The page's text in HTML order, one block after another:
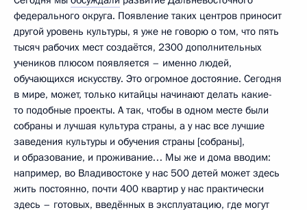
федерального округа. Появление таких центров приносит
другой уровень культуры, я уже не говорю о том, что пять
тысяч рабочих мест создаётся, 2300 дополнительных
учеников плюсом появляется – именно людей,
обучающихся искусству. Это огромное достояние. Сегодня
в мире, может, только китайцы начинают делать какие-
то подобные проекты. А так, чтобы в одном месте были
собраны и лучшая культура страны, а у нас все лучшие
заведения культуры и обучения страны [собраны],
и образование, и проживание… Мы же и дома вводим:
например, во Владивостоке у нас 500 детей может здесь
жить постоянно, почти 400 квартир у нас практически
здесь – готовых, введённых в эксплуатацию, где могут